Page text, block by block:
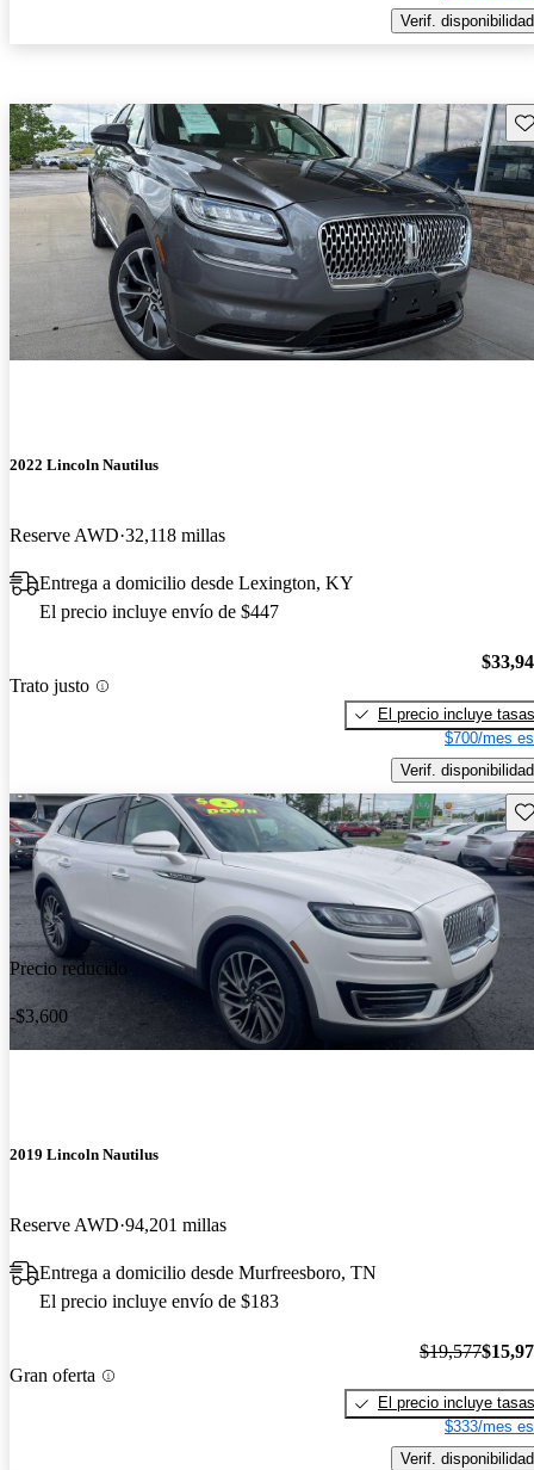
Verif. disponibilidad
2022 Lincoln Nautilus
Reserve AWD 32,118 millas
Entrega a domicilio desde Lexington, KY
El precio incluye envío de $447
Trato justo
El precio incluye tasas
$700/mes
Verif. disponibilidad
Precio reducido
-$3,600
2019 Lincoln Nautilus
Reserve AWD 94,201 millas
Entrega a domicilio desde Murfreesboro, TN
El precio incluye envío de $183
Gran oferta
$19,577
El precio incluye tasas
$333/mes
Verif. disponibilidad